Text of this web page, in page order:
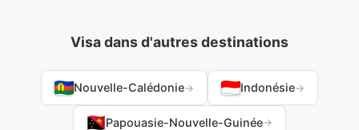
Visa dans d'autres destinations
Nouvelle-Calédonie→ Indonésie→
Papouasie-Nouvelle-Guinée→